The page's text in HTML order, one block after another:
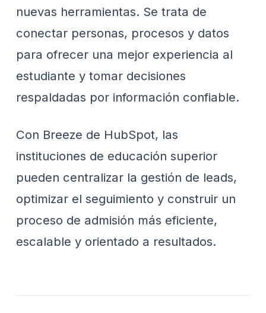
nuevas herramientas. Se trata de
conectar personas, procesos y datos
para ofrecer una mejor experiencia al
estudiante y tomar decisiones
respaldadas por información confiable.
Con Breeze de HubSpot, las
instituciones de educación superior
pueden centralizar la gestión de leads,
optimizar el seguimiento y construir un
proceso de admisión más eficiente,
escalable y orientado a resultados.